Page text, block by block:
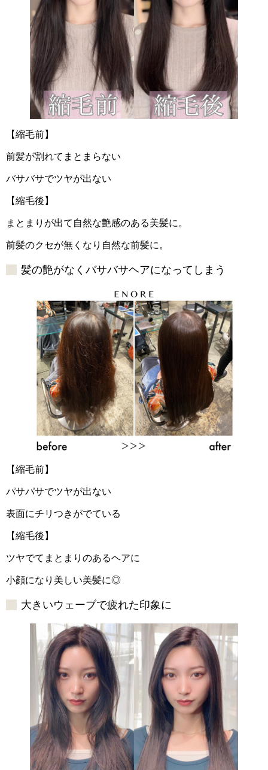
【縮毛前】
前髪が割れてまとまらない
バサバサでツヤが出ない
【縮毛後】
まとまりが出て自然な艶感のある美髪に。
前髪のクセが無くなり自然な前髪に。
髪の艶がなくバサバサヘアになってしまう
【縮毛前】
パサパサでツヤが出ない
表面にチリつきがでている
【縮毛後】
ツヤでてまとまりのあるヘアに
小顔になり美しい美髪に◎
大きいウェーブで疲れた印象に